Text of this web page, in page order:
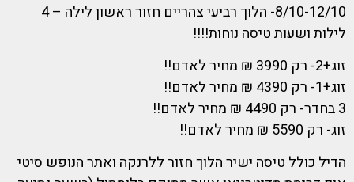
8/10-12/10- הלוך רביעי צהריים חזור ראשון לילה – 4
לילות ושעות טיסה נוחות!!!!
זוג+2- רק 3990 ₪ מחיר לאדם!!
זוג+1- רק 4390 ₪ מחיר לאדם!!
3 בחדר- רק 4490 ₪ מחיר לאדם!!
זוג- רק 5590 ₪ מחיר לאדם!!
הדיל כולל טיסה ישיר הלוך חזור ללרנקה ואתר הנופש סיטי